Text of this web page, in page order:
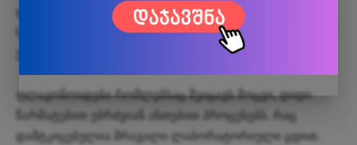
დაძაბულობის მოხსნა. ამავე დროს ის აფართოვებს
სისხლძარღვებს. ამიტომ ის დიდ დახმრებას გაუწევს იმ
ქალებს ვისაც ავადმყოფური მენსტრუაცია აწუხებთ.
ფლავონოიდები რომლებსაც შეიცავს მოცვი, დიდი
წარმატებით ებრძვიან ანთებით პროცესებს. რაც
დამტკიცებულია მრავალი ლაბორატორიული ცდით.